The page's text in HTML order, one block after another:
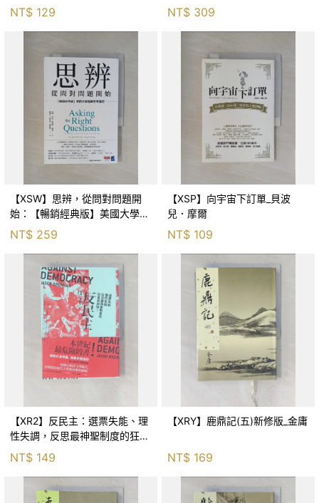
NT$ 129
員_巨人傑
NT$ 309
【XSW】思辨，從問對問題開
始：【暢銷經典版】美國大學邏
輯思考聖經_尼爾．布朗, 史都
華．基里, 羅耀宗, 蔡宏明, 黃賓
NT$ 259
【XSP】向宇宙下訂單_貝波
兒．摩爾
NT$ 109
【XR2】反民主：選票失能、理
性失調，反思最神聖制度的狂亂
NT$ 149
【XRY】鹿鼎記(五)新修版_金庸
NT$ 169